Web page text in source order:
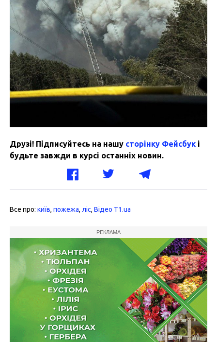
Друзі! Підписуйтесь на нашу сторінку Фейсбук і
будьте завжди в курсі останніх новин.
Все про: київ, пожежа, ліс, Відео T1.ua
РЕКЛАМА